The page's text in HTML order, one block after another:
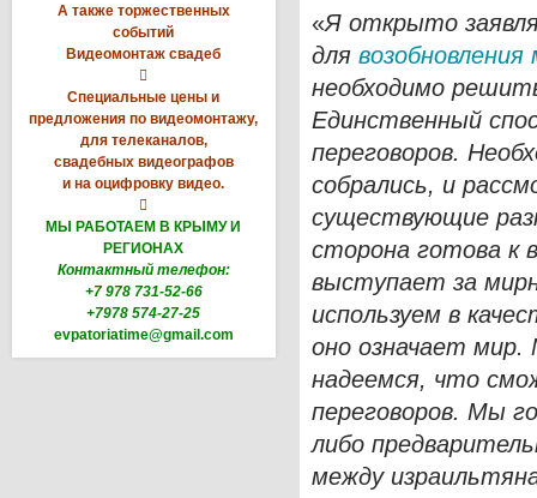
А также торжественных
событий
Видеомонтаж свадеб

Специальные цены и
предложения по видеомонтажу,
для телеканалов,
свадебных видеографов
и на оцифровку видео.

МЫ РАБОТАЕМ В КРЫМУ И
РЕГИОНАХ
Контактный телефон:
+7 978 731-52-66
+7978 574-27-25
evpatoriatime@gmail.com
«Я открыто
для
необходимо
Единственный
переговоров.
собрались, и
существующие
сторона готова к
выступает за
используем в
оно означает мир.
надеемся, что
переговоров. Мы
либо
между